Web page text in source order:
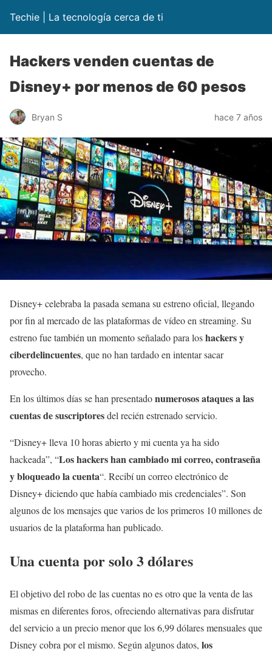
Techie | La tecnología cerca de ti
Hackers venden cuentas de
Disney+ por menos de 60 pesos
Bryan S hace 7 años
Disney+ celebraba la pasada semana su estreno oficial, llegando
por fin al mercado de las plataformas de vídeo en streaming. Su
estreno fue también un momento señalado para loshackers y
ciberdelincuentes, que no han tardado en intentar sacar
provecho.
En los últimos días se han presentadonumerosos ataques a las
cuentas de suscriptoresdel recién estrenado servicio.
“Disney+ lleva 10 horas abierto y mi cuenta ya ha sido
hackeada”, “Los hackers han cambiado mi correo, contraseña
y bloqueado la cuenta“. Recibí un correo electrónico de
Disney+ diciendo que había cambiado mis credenciales”. Son
algunos de los mensajes que varios de los primeros 10 millones de
usuarios de la plataforma han publicado.
Una cuenta por solo 3 dólares
El objetivo del robo de las cuentas no es otro que la venta de las
mismas en diferentes foros, ofreciendo alternativas para disfrutar
del servicio a un precio menor que los 6,99 dólares mensuales que
Disney cobra por el mismo. Según algunos datos, los